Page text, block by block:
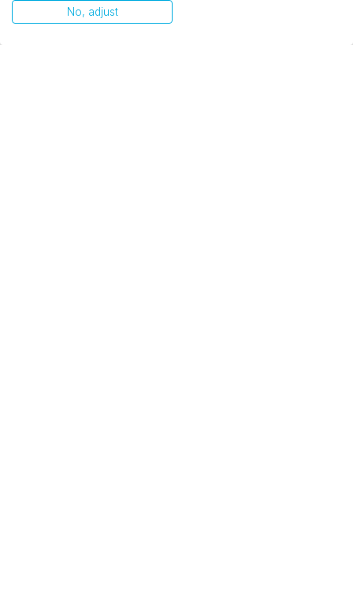
No, adjust